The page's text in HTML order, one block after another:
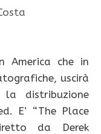
America che in
uscirà
distribuzione
E’ “The Place
da Derek